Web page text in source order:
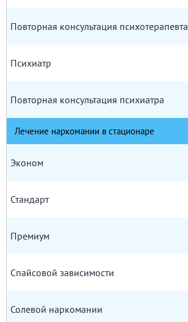
Повторная консультация психотерапевта
Психиатр
Повторная консультация психиатра
Лечение наркомании в стационаре
Эконом
Стандарт
Премиум
Спайсовой зависимости
Солевой наркомании